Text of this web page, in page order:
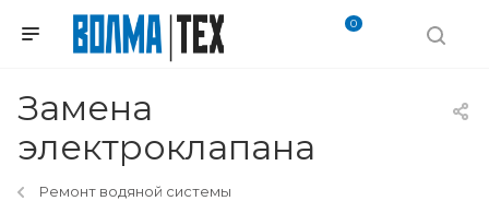
0
Замена
электроклапана
Ремонт водяной системы